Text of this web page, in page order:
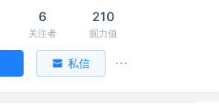
6
关注者
210
掘力值
私信